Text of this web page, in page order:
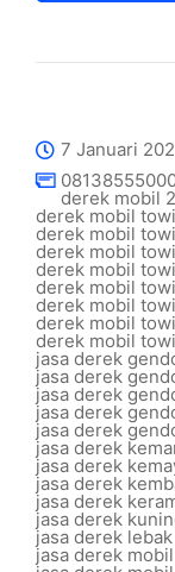
7 Januari
derek mobil
derek mobil
derek mobil
derek mobil
derek mobil
derek mobil
derek mobil
derek mobil
derek mobil
jasa derek
jasa derek
jasa derek
jasa derek
jasa derek
jasa derek
jasa derek
jasa derek
jasa derek
jasa derek
jasa derek
jasa derek